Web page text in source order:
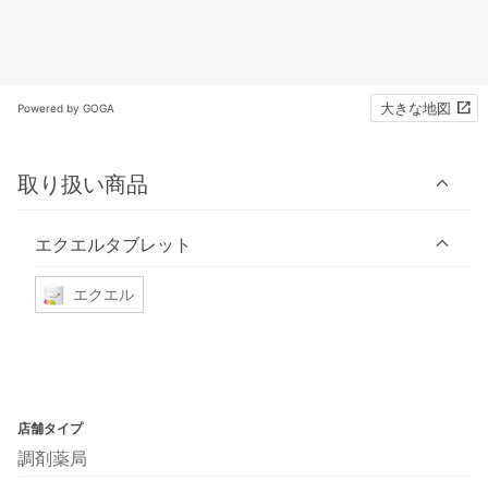
Powered by GOGA 大きな地図
取り扱い商品
エクエルタブレット
エクエル
店舗タイプ
調剤薬局